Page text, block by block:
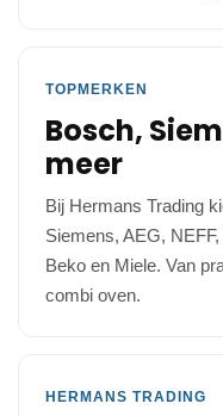
TOPMERKEN
Bosch,
meer
Bij Hermans Trading
Siemens, AEG,
Beko en Miele. Van
combi oven.
HERMANS TRADING